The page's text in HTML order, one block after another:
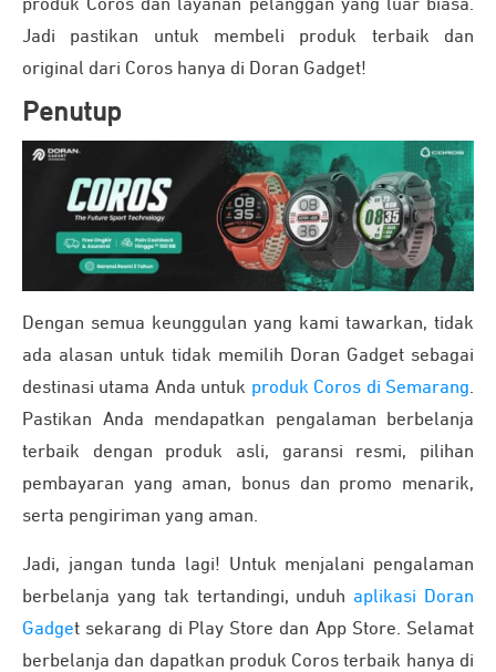
produk Coros dan layanan pelanggan yang luar biasa.
Jadi pastikan untuk membeli produk terbaik dan
original dari Coros hanya di Doran Gadget!
Penutup
Dengan semua keunggulan yang kami tawarkan, tidak
ada alasan untuk tidak memilih Doran Gadget sebagai
destinasi utama Anda untuk produk Coros di Semarang.
Pastikan Anda mendapatkan pengalaman berbelanja
terbaik dengan produk asli, garansi resmi, pilihan
pembayaran yang aman, bonus dan promo menarik,
serta pengiriman yang aman.
Jadi, jangan tunda lagi! Untuk menjalani pengalaman
berbelanja yang tak tertandingi, unduh aplikasi Doran
Gadget sekarang di Play Store dan App Store. Selamat
berbelanja dan dapatkan produk Coros terbaik hanya di